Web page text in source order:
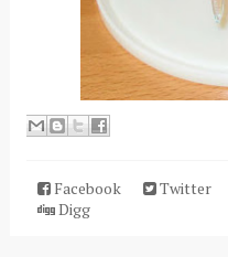
Facebook Twitter
Digg